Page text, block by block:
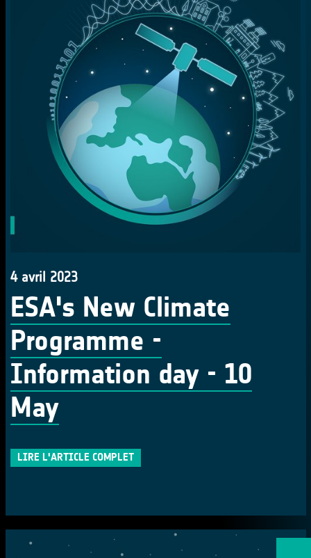
4 avril 2023
ESA's New Climate
Programme -
Information day - 10
May
LIRE L'ARTICLE COMPLET